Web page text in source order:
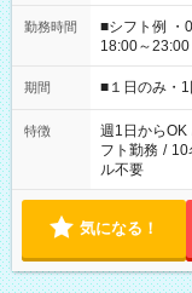
勤務時間
■シフト例 ・
18:00～
etc ★最短で3時間で5,120円のお仕事から 15時間で2万円近く稼
げるお仕事も！ ご希望のお時間に合わせてご紹介！
ください！
期間 ■１日のみ・1
特徴 週1日からOK
フト勤務 / 10
ル不要
気になる！